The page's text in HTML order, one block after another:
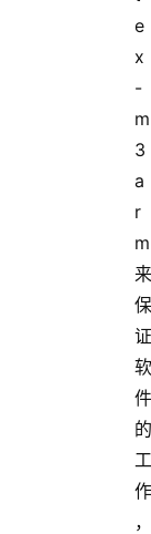
e
x
-
m
3
a
r
m
来
保
证
软
件
的
工
作
，